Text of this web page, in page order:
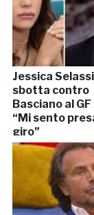
Jessica
sbotta contro
Basciano al GF
“Mi sento
giro”